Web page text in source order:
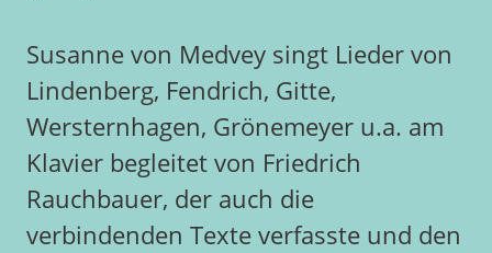
Susanne von Medvey singt Lieder von
Lindenberg, Fendrich, Gitte,
Wersternhagen, Grönemeyer u.a. am
Klavier begleitet von Friedrich
Rauchbauer, der auch die
verbindenden Texte verfasste und den